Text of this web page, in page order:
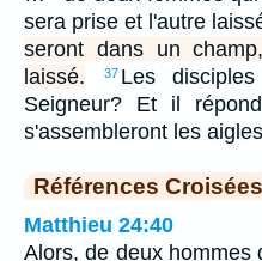
sera prise et l'autre
seront dans un
laissé.
37 Les
Seigneur? Et il
s'assembleront les
Références Croisées
Matthieu 24:40
Alors, de deux hommes